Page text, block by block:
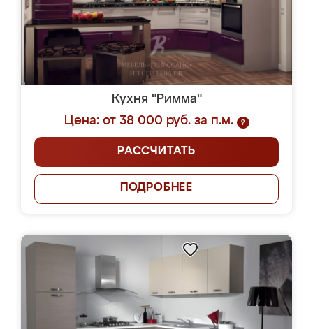
Кухня "Римма"
Цена: от 38 000 руб. за п.м.
?
РАССЧИТАТЬ
ПОДРОБНЕЕ